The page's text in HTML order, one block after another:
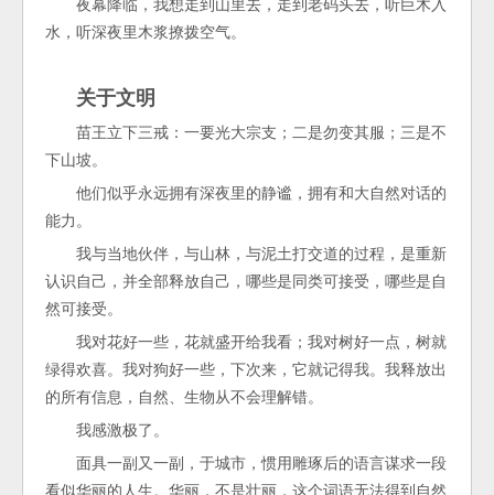
夜幕降临，我想走到山里去，走到老码头去，听巨木入
水，听深夜里木浆撩拨空气。
关于文明
苗王立下三戒：一要光大宗支；二是勿变其服；三是不
下山坡。
他们似乎永远拥有深夜里的静谧，拥有和大自然对话的
能力。
我与当地伙伴，与山林，与泥土打交道的过程，是重新
认识自己，并全部释放自己，哪些是同类可接受，哪些是自
然可接受。
我对花好一些，花就盛开给我看；我对树好一点，树就
绿得欢喜。我对狗好一些，下次来，它就记得我。我释放出
的所有信息，自然、生物从不会理解错。
我感激极了。
面具一副又一副，于城市，惯用雕琢后的语言谋求一段
看似华丽的人生。华丽，不是壮丽，这个词语无法得到自然